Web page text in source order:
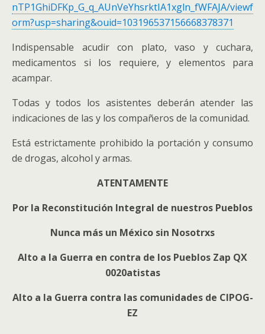
nTP1GhiDFKp_G_q_AUnVeYhsrktIA1xgln_fWFAJA/viewf
orm?usp=sharing&ouid=103196537156668378371
Indispensable acudir con plato, vaso y cuchara,
medicamentos si los requiere, y elementos para
acampar.
Todas y todos los asistentes deberán atender las
indicaciones de las y los compañeros de la comunidad.
Está estrictamente prohibido la portación y consumo
de drogas, alcohol y armas.
ATENTAMENTE
Por la Reconstitución Integral de nuestros Pueblos
Nunca más un México sin Nosotrxs
Alto a la Guerra en contra de los Pueblos Zap QX
0020atistas
Alto a la Guerra contra las comunidades de CIPOG-
EZ